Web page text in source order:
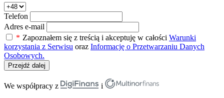
Telefon
Adres e-mail
* Zapoznałem się z treścią i akceptuję w całości Warunki
korzystania z Serwisu oraz Informację o Przetwarzaniu Danych
Osobowych.
Przejdź dalej
We współpracy z
i